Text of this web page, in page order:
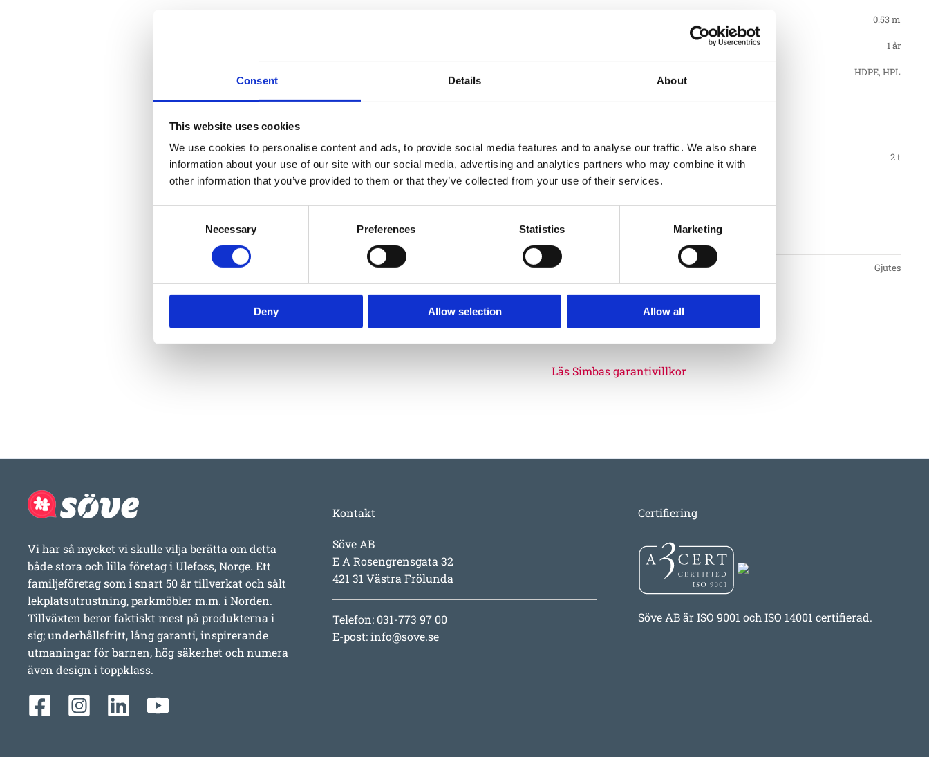
Consent Details About
This website uses cookies
We use cookies to personalise content and ads, to provide social media features and to analyse our traffic. We also share
information about your use of our site with our social media, advertising and analytics partners who may combine it with
other information that you’ve provided to them or that they’ve collected from your use of their services.
Necessary Preferences Statistics Marketing
Deny Allow selection Allow all
0.53 m
1 år
HDPE, HPL
Monteringstid 2 t
Gäller totalt mantimmar.
Typ Gjutes
Garantivillkor
Läs Simbas garantivillkor
Vi har så mycket vi skulle vilja berätta om detta
både stora och lilla företag i Ulefoss, Norge. Ett
familjeföretag som i snart 50 år tillverkat och sålt
lekplatsutrustning, parkmöbler m.m. i Norden.
Tillväxten beror faktiskt mest på produkterna i
sig; underhållsfritt, lång garanti, inspirerande
utmaningar för barnen, hög säkerhet och numera
även design i toppklass.
Kontakt
Söve AB
E A Rosengrensgata 32
421 31 Västra Frölunda
Telefon: 031-773 97 00
E-post:info@sove.se
Certifiering
Söve AB är ISO 9001 och ISO 14001 certifierad.